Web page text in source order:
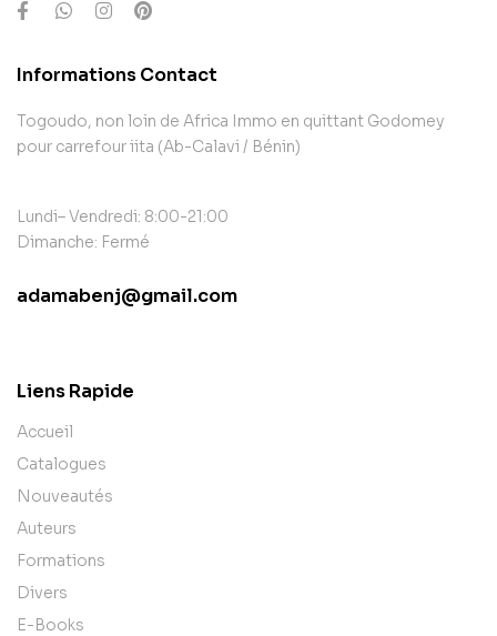
Informations Contact
Togoudo, non loin de Africa Immo en quittant Godomey
pour carrefour iita (Ab-Calavi / Bénin)
Lundi– Vendredi: 8:00-21:00
Dimanche: Fermé
adamabenj@gmail.com
Liens Rapide
Accueil
Catalogues
Nouveautés
Auteurs
Formations
Divers
E-Books